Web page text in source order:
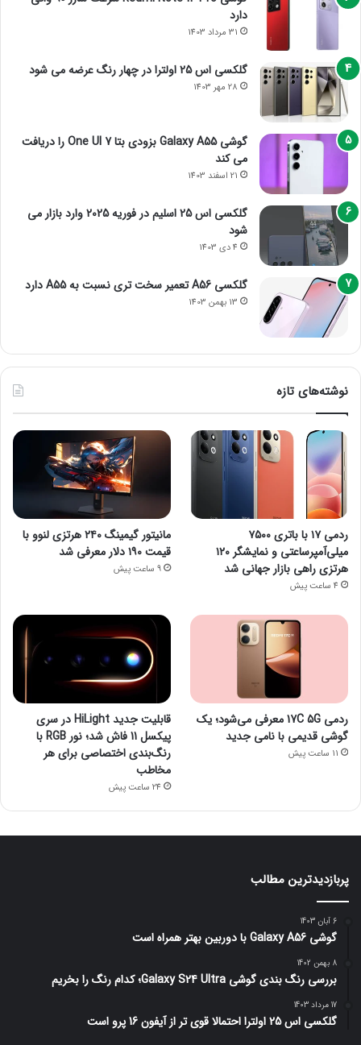
دارد
31 مرداد 1403
گلکسی اس 25 اولترا در چهار رنگ عرضه می شود
28 مهر 1403
گوشی Galaxy A55 بزودی بتا One UI 7 را دریافت
می کند
21 اسفند 1403
گلکسی اس 25 اسلیم در فوریه 2025 وارد بازار می
شود
4 دی 1403
گلکسی A56 تعمیر سخت تری نسبت به A55 دارد
13 بهمن 1403
نوشته‌های تازه
ردمی ۱۷ با باتری ۷۵۰۰
میلی‌آمپرساعتی و نمایشگر ۱۲۰
هرتزی راهی بازار جهانی شد
4 ساعت پیش
مانیتور گیمینگ ۲۴۰ هرتزی لنوو با
قیمت ۱۹۰ دلار معرفی شد
9 ساعت پیش
ردمی 17C 5G معرفی می‌شود؛ یک
گوشی قدیمی با نامی جدید
11 ساعت پیش
قابلیت جدید HiLight در سری
پیکسل 11 فاش شد؛ نور RGB با
رنگ‌بندی اختصاصی برای هر
مخاطب
24 ساعت پیش
پربازدیدترین مطالب
6 آبان 1403
گوشی Galaxy A56 با دوربین بهتر همراه است
8 بهمن 1402
بررسی رنگ بندی گوشی Galaxy S24 Ultra؛ کدام رنگ را بخریم
17 مرداد 1403
گلکسی اس 25 اولترا احتمالا قوی تر از آیفون 16 پرو است